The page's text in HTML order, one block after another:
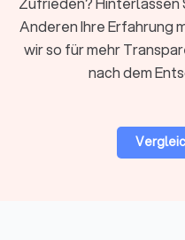
Vorteile der
Mediation bietet im
Konfliktlösungsmethoden
Vielzahl von Vorteilen:
Freiwilligkeit: Die
Entscheidung über
Anderen Ihre Erfahrung
wir so für mehr
nach dem